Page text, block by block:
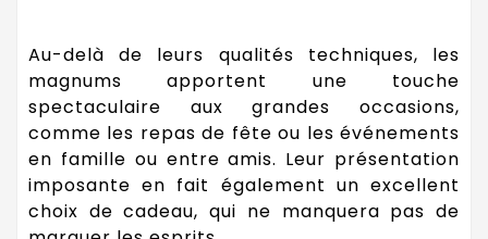
Au-delà de leurs qualités techniques, les
magnums apportent une touche
spectaculaire aux grandes occasions,
comme les repas de fête ou les événements
en famille ou entre amis. Leur présentation
imposante en fait également un excellent
choix de cadeau, qui ne manquera pas de